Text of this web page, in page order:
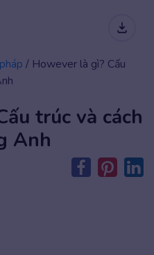
/ However là gì? Cấu
trúc và cách
Anh